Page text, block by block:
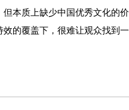
本质上缺少中国优秀文化的
的覆盖下，很难让观众找到